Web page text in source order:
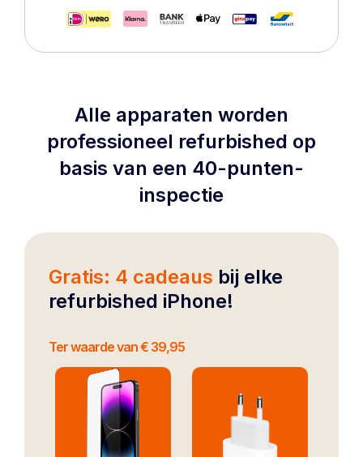
Alle apparaten worden
professioneel refurbished op
basis van een 40-punten-
inspectie
Gratis: 4 cadeaus bij elke
refurbished iPhone!
Ter waarde van € 39,95